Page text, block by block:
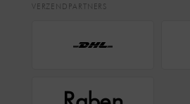
VERZENDPARTNERS